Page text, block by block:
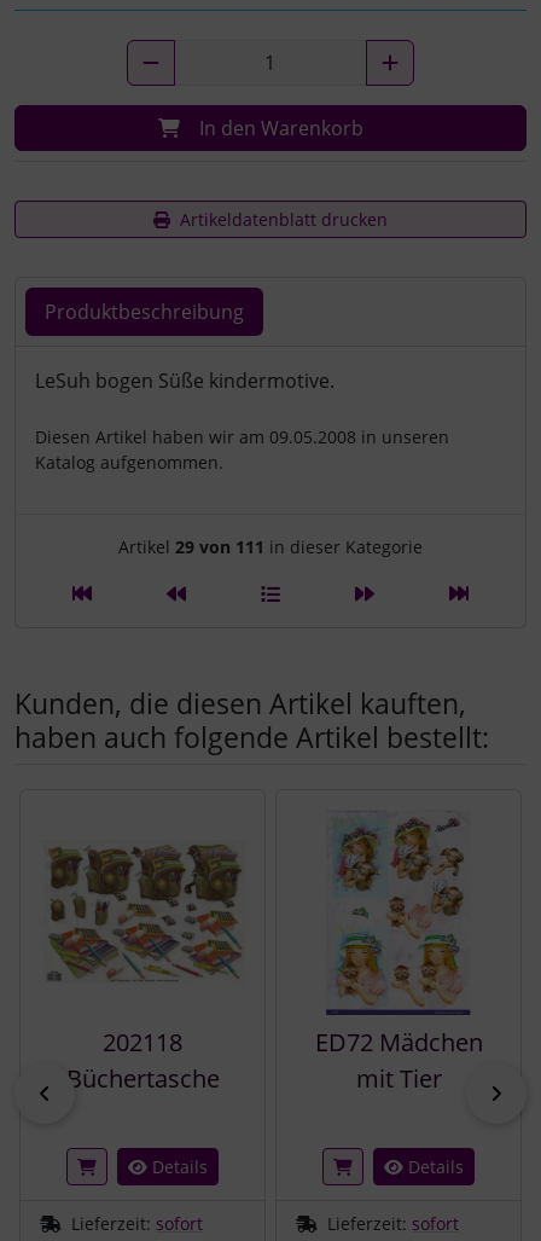
In den Warenkorb
Artikeldatenblatt drucken
Produktbeschreibung
Produktbeschreibung
LeSuh bogen Süße kindermotive.
Diesen Artikel haben wir am 09.05.2008 in unseren
Katalog aufgenommen.
Artikelnavigation innerhalb
Artikel 29 von 111 in dieser Kategorie
Kunden, die diesen Artikel kauften,
haben auch folgende Artikel bestellt:
zurück
202118
Büchertasche
Details
Lieferzeit: sofort
ED72 Mädchen
mit Tier
Details
Lieferzeit: sofort